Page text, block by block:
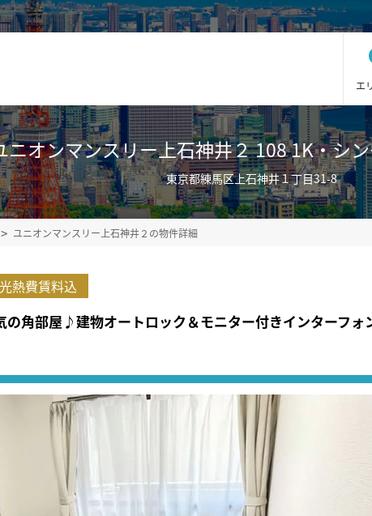
エ
ニオンマンスリー上石神井２ 108 1K・シ
東京都練馬区上石神井１丁目31-8
ユニオンマンスリー上石神井２の物件詳細
光熱費賃料込
角部屋♪建物オートロック＆モニター付きインターフォ